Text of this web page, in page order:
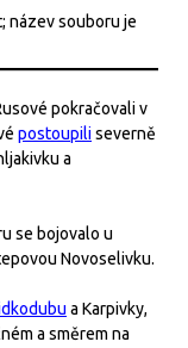
pokračovali v
postoupiliseverně
a
se bojovalo u
Novoselivku.
a Karpivky,
a směrem na